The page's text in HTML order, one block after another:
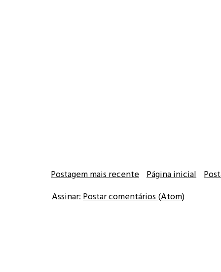
Postagem mais recente Página inicial
Assinar: Postar comentários (Atom)